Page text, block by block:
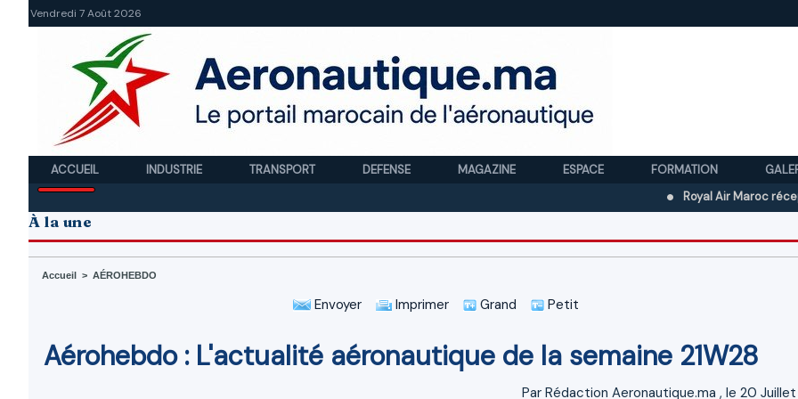
Vendredi 7 Août 2026
ACCUEIL INDUSTRIE TRANSPORT DEFENSE MAGAZINE ESPACE FORMATION
Royal Air Maroc réceptionne son
À la une
Accueil > AÉROHEBDO
Envoyer Imprimer Grand Petit
Aérohebdo : L'actualité aéronautique de la semaine 21W28
Par Rédaction Aeronautique.ma , le 20 Juillet